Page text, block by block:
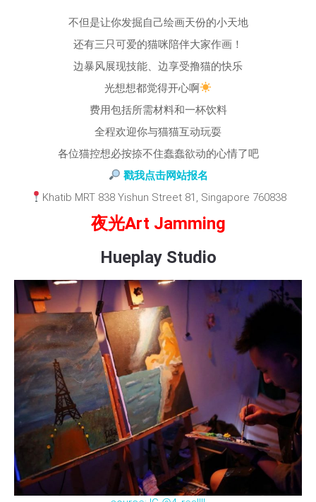
不但是让你发掘自己绘画天份的小天地
还有三只可爱的猫咪陪伴大家作画！
边暴风展现技能、边享受撸猫的快乐
光想想都觉得开心啊
费用包括所需材料和一杯饮料
全程欢迎你与猫猫互动玩耍
各位猫控想必按捺不住蠢蠢欲动的心情了吧
戳我点击网站报名
Khatib MRT 838 Yishun Street 81, Singapore 760838
夜光Art Jamming
Hueplay Studio